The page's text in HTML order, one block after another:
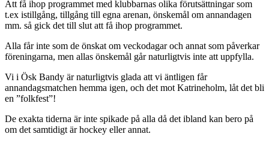
Att få ihop programmet med klubbarnas olika förutsättningar som
t.ex istillgång, tillgång till egna arenan, önskemål om annandagen
mm. så gick det till slut att få ihop programmet.
Alla får inte som de önskat om veckodagar och annat som påverkar
föreningarna, men allas önskemål går naturligtvis inte att uppfylla.
Vi i Ösk Bandy är naturligtvis glada att vi äntligen får
annandagsmatchen hemma igen, och det mot Katrineholm, låt det bli
en ”folkfest”!
De exakta tiderna är inte spikade på alla då det ibland kan bero på
om det samtidigt är hockey eller annat.